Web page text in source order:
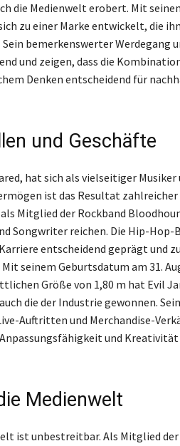
die Medienwelt erobert. Mit
zu einer Marke entwickelt, die
bemerkenswerter Werdegang
und zeigen, dass die
Denken entscheidend für
und Geschäfte
hat sich als vielseitiger Musiker
ist das Resultat zahlreicher
Mitglied der Rockband
Songwriter reichen. Die Hip-Hop-
entscheidend geprägt und
seinem Geburtsdatum am 31.
Größe von 1,80 m hat Evil
die der Industrie gewonnen.
Auftritten und Merchandise-
und Kreativität
Medienwelt
ist unbestreitbar. Als Mitglied der